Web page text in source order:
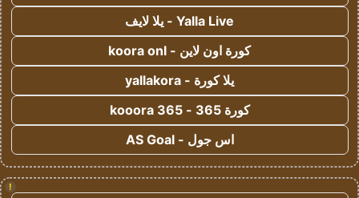
Yalla Live - يلا لايف
كورة اون لاين - koora onl
يلا كورة - yallakora
كورة 365 - kooora 365
اس جول - AS Goal
!